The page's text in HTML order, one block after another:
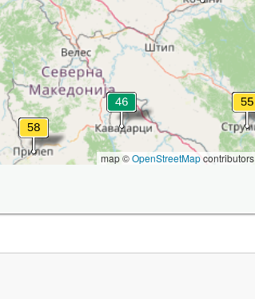
map ©OpenStreetMapcontributors